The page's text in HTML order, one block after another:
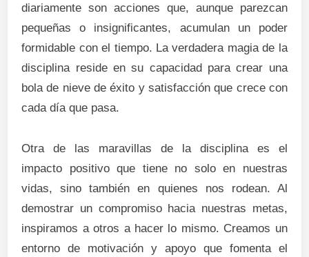
diariamente son acciones que, aunque parezcan
pequeñas o insignificantes, acumulan un poder
formidable con el tiempo. La verdadera magia de la
disciplina reside en su capacidad para crear una
bola de nieve de éxito y satisfacción que crece con
cada día que pasa.
Otra de las maravillas de la disciplina es el
impacto positivo que tiene no solo en nuestras
vidas, sino también en quienes nos rodean. Al
demostrar un compromiso hacia nuestras metas,
inspiramos a otros a hacer lo mismo. Creamos un
entorno de motivación y apoyo que fomenta el